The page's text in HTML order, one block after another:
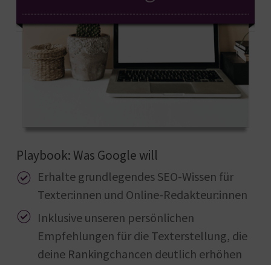
Playbook: Was Google will
Erhalte grundlegendes SEO-Wissen für
Texter:innen und Online-Redakteur:innen
Inklusive unseren persönlichen
Empfehlungen für die Texterstellung, die
deine Rankingchancen deutlich erhöhen